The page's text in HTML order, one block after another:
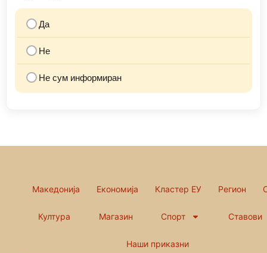
Да
Не
Не сум информиран
Македонија Економија Кластер ЕУ Регион
Култура Магазин Спорт Ставови
Наши приказни